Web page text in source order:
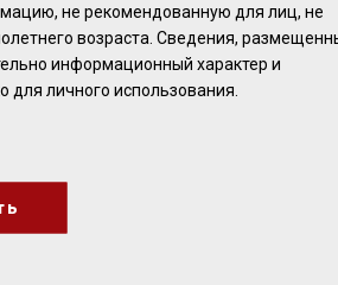
Вкус необычайно богат: с нотами
не рекомендованную для лиц, не
возраста. Сведения,
информационный характер и
для личного использования.